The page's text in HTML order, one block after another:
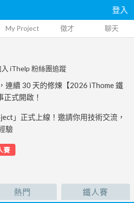
登入
My Project 徵才 聊天
iThelp 粉絲團追蹤
連續 30 天的修煉【2026 iThome 鐵
正式開啟！
」正式上線！邀請你用技術交流，
驗
賽
熱門 鐵人賽